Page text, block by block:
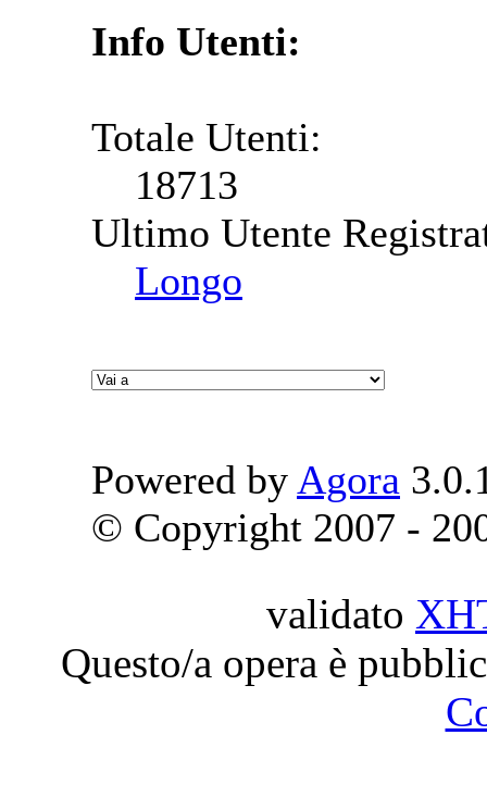
Info Utenti:
Totale Utenti:
18713
Ultimo Utente
Longo
Powered by Agora
© Copyright 2007 -
validato
Questo/a opera è